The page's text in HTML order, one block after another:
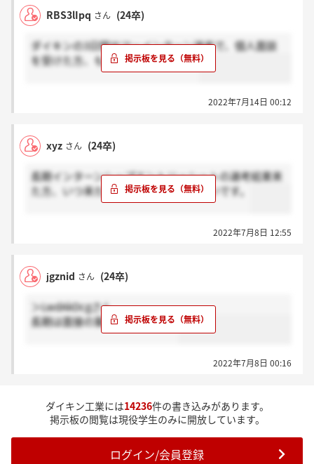
RBS3lIpq さん (24卒)
ダイキンの3日間サマーインターン選考で、個人面談
を受けた方、もう結果きましたか？
2022年7月14日 00:12
xyz さん (24卒)
長期インターンシップエントリーシートの選考結果来
た方、いつ来たのか教えていただきたいです。
2022年7月8日 12:55
jgznid さん (24卒)
＞LwdAkDcgさん
長期は面接の案内が来ました。
2022年7月8日 00:16
ダイキン工業には14236件の書き込みがあります。
掲示板の閲覧は現役学生のみに開放しています。
ログイン/会員登録